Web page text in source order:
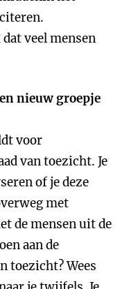
veel mensen
nieuw groepje
voor
van toezicht. Je
of je deze
met
de mensen uit de
aan de
toezicht? Wees